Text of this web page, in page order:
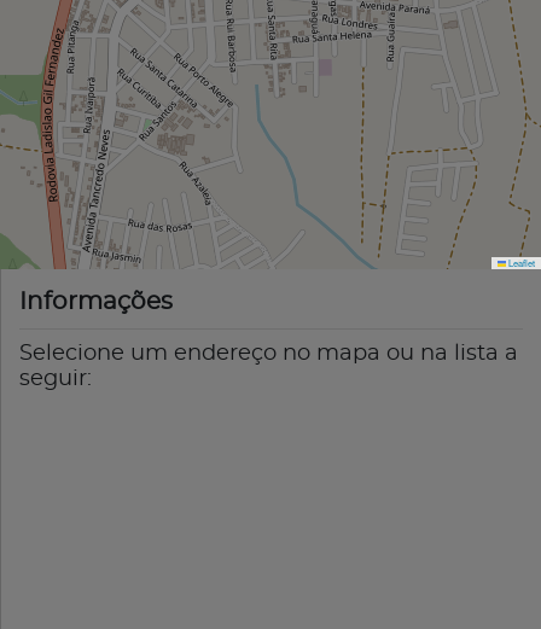
Leaflet
Informações
Selecione um endereço no mapa ou na lista a
seguir: